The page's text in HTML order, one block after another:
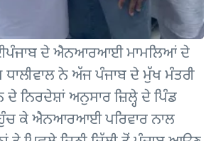
ਦੇ ਐਨਆਰਆਈ ਮਾਮਲਿਆਂ ਦੇ
ਧਾਲੀਵਾਲ ਨੇ ਅੱਜ ਪੰਜਾਬ ਦੇ ਮੁੱਖ ਮੰਤਰੀ
ਨਿਰਦੇਸ਼ਾਂ ਅਨੁਸਾਰ ਜ਼ਿਲ੍ਹੇ ਦੇ ਪਿੰਡ
ਕੇ ਐਨਆਰਆਈ ਪਰਿਵਾਰ ਨਾਲ